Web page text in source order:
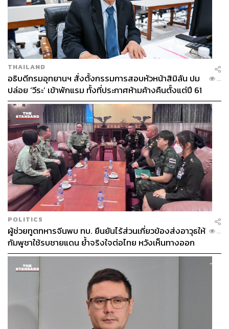
THAILAND
อธิบดีกรมอุทยานฯ สั่งตั้งกรรมการสอบหัวหน้าสิมิลัน ปม
ปล่อย ‘วีระ’ เข้าพักแรม ทั้งที่ประกาศห้ามค้างคืนตั้งแต่ปี 61
...
POLITICS
ผู้ช่วยทูตทหารจีนพบ ทบ. ยืนยันไร้ส่วนเกี่ยวข้องส่งอาวุธให้
กัมพูชาใช้รบชายแดน ย้ำจริงใจต่อไทย หวังเห็นทางออก
สันติวิธี
...